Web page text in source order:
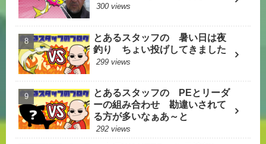
300 views
とあるスタッフの 暑い日は夜
釣り ちょい投げしてきました
299 views
とあるスタッフの PEとリーダ
ーの組み合わせ 勘違いされて
る方が多いなぁあ～と
292 views